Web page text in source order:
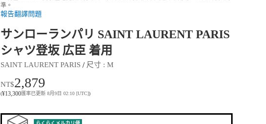
準。
報告翻譯問題
サンローランパリ SAINT LAURENT PARIS
シャツ登坂 広臣 着用
SAINT LAURENT PARIS / 尺寸 : M
NT$2,879
(¥13,300匯率已更新 8月9日 02:10 [UTC])